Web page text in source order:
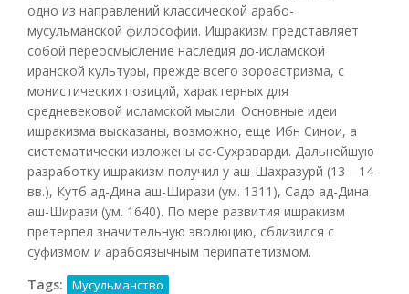
одно из направлений классической арабо-
мусульманской философии. Ишракизм представляет
собой переосмысление наследия до-исламской
иранской культуры, прежде всего зороастризма, с
монистических позиций, характерных для
средневековой исламской мысли. Основные идеи
ишракизма высказаны, возможно, еще Ибн Синои, а
систематически изложены ас-Сухраварди. Дальнейшую
разработку ишракизм получил у аш-Шахразурй (13—14
вв.), Кутб ад-Дина аш-Ширази (ум. 1311), Садр ад-Дина
аш-Ширази (ум. 1640). По мере развития ишракизм
претерпел значительную эволюцию, сблизился с
суфизмом и арабоязычным перипатетизмом.
Tags:
Мусульманство